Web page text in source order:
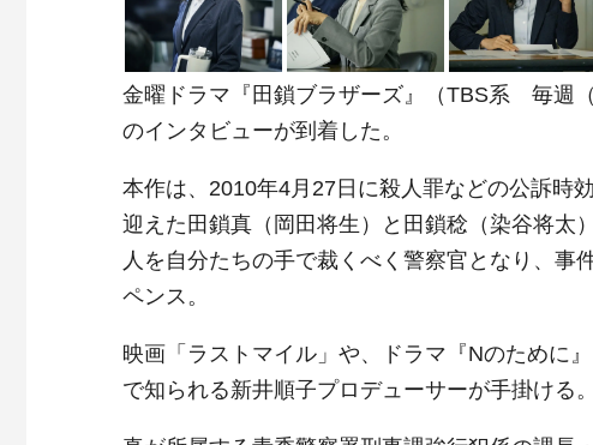
金曜ドラマ『田鎖ブラザーズ』（TBS系 毎週
のインタビューが到着した。
本作は、2010年4月27日に殺人罪などの公訴時
迎えた田鎖真（岡田将生）と田鎖稔（染谷将太
人を自分たちの手で裁くべく警察官となり、事
ペンス。
映画「ラストマイル」や、ドラマ『Nのために
で知られる新井順子プロデューサーが手掛ける。